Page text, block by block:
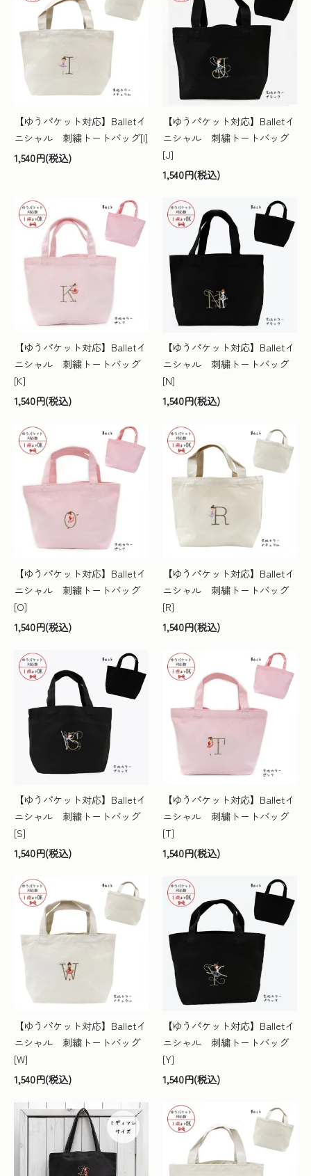
【ゆうパケット対応】Balletイ
ニシャル 刺繍トートバッグ[I]
1,540円(税込)
【ゆうパケット対応】Balletイ
ニシャル 刺繍トートバッグ
[J]
1,540円(税込)
【ゆうパケット対応】Balletイ
ニシャル 刺繍トートバッグ
[K]
1,540円(税込)
【ゆうパケット対応】Balletイ
ニシャル 刺繍トートバッグ
[N]
1,540円(税込)
【ゆうパケット対応】Balletイ
ニシャル 刺繍トートバッグ
[O]
1,540円(税込)
【ゆうパケット対応】Balletイ
ニシャル 刺繍トートバッグ
[R]
1,540円(税込)
【ゆうパケット対応】Balletイ
ニシャル 刺繍トートバッグ
[S]
1,540円(税込)
【ゆうパケット対応】Balletイ
ニシャル 刺繍トートバッグ
[T]
1,540円(税込)
【ゆうパケット対応】Balletイ
ニシャル 刺繍トートバッグ
[W]
1,540円(税込)
【ゆうパケット対応】Balletイ
ニシャル 刺繍トートバッグ
[Y]
1,540円(税込)